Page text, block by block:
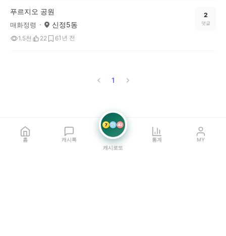
푸르지오 공원
매화정령 신정5동
1.5천 22 61년 전
2
댓글
1
홈 캐시톡
7 21 42
캐시로또
통계 MY